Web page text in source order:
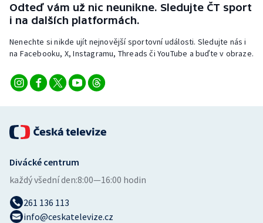
Triatlon
Veslování
Vodní slalom
Ostatní
Odteď vám už nic neunikne. Sledujte ČT sport
i na dalších platformách.
Nenechte si nikde ujít nejnovější sportovní události. Sledujte nás i
na Facebooku, X, Instagramu, Threads či YouTube a buďte v obraze.
Divácké centrum
každý všední den:8:00—16:00 hodin
261 136 113
info@ceskatelevize.cz